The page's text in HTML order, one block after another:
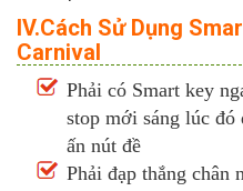
IV.Cách Sử Dụng
Carnival
Phải có Smart key
stop mới sáng lúc đó
ấn nút đề
Phải đạp thắng chân